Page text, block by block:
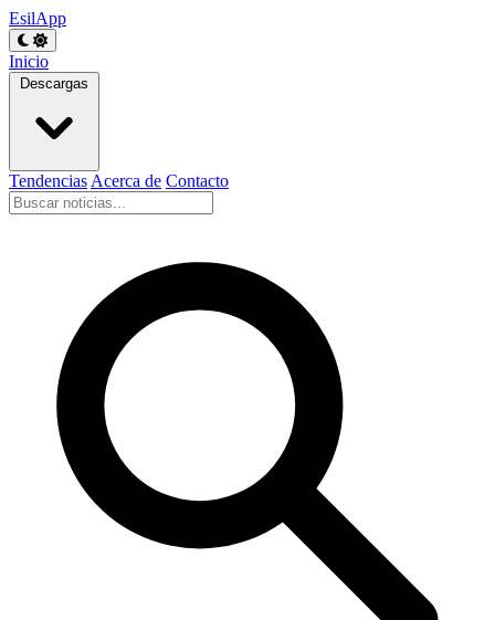
EsilApp
Inicio
Descargas
Tendencias Acerca de Contacto